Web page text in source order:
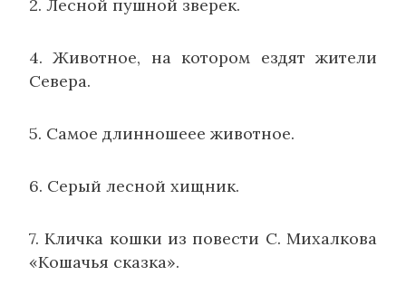
2. Лесной пушной зверек.
4. Животное, на котором ездят жители
Севера.
5. Самое длинношеее животное.
6. Серый лесной хищник.
7. Кличка кошки из повести С. Михалкова
«Кошачья сказка».